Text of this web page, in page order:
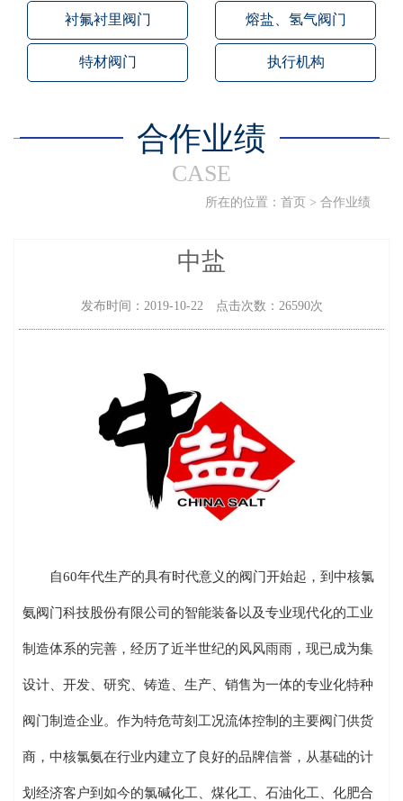
衬氟衬里阀门 熔盐、氢气阀门
特材阀门 执行机构
合作业绩
CASE
所在的位置：首页 >合作业绩
中盐
发布时间：2019-10-22 点击次数：26590次
自60年代生产的具有时代意义的阀门开始起，到中核氯
氨阀门科技股份有限公司的智能装备以及专业现代化的工业
制造体系的完善，经历了近半世纪的风风雨雨，现已成为集
设计、开发、研究、铸造、生产、销售为一体的专业化特种
阀门制造企业。作为特危苛刻工况流体控制的主要阀门供货
商，中核氯氨在行业内建立了良好的品牌信誉，从基础的计
划经济客户到如今的氯碱化工、煤化工、石油化工、化肥合